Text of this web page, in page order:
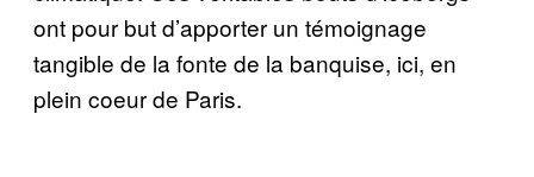
ont pour but d’apporter un témoignage
tangible de la fonte de la banquise, ici, en
plein coeur de Paris.